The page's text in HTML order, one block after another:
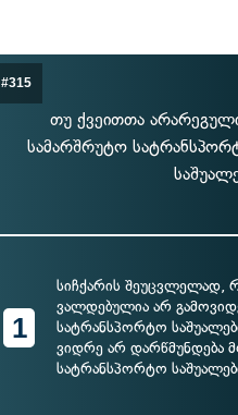
#315
თუ ქვეითთა
სამარშრუტო
1
სიჩქარის შეუცვლელად,
ვალდებულია არ
სატრანსპორტო
ვიდრე არ დარწმუნდება
სატრანსპორტო